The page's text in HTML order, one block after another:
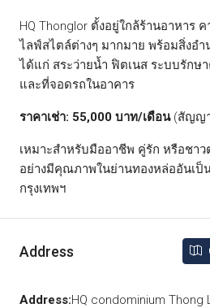
HQ Thonglor ตั้งอยู่ใกล้ร้านอาหาร
ไลฟ์สไตล์ต่างๆ มากมาย พร้อมสิ่งอ
ได้แก่ สระว่ายน้ำ ฟิตเนส ระบบรักษ
และที่จอดรถในอาคาร
ราคาเช่า: 55,000 บาท/เดือน(สัญญา
เหมาะสำหรับมืออาชีพ คู่รัก หรือชา
อย่างมีคุณภาพในย่านทองหล่ออันเป็
กรุงเทพฯ
Address
Address:HQ condominium Thong